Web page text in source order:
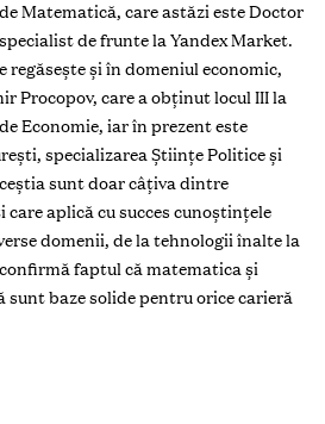
Matematică, care astăzi este Doctor
de frunte la Yandex Market.
regăsește și în domeniul economic,
Procopov, care a obținut locul III la
Economie, iar în prezent este
specializarea Științe Politice și
sunt doar câțiva dintre
aplică cu succes cunoștințele
domenii, de la tehnologii înalte la
faptul că matematica și
baze solide pentru orice carieră